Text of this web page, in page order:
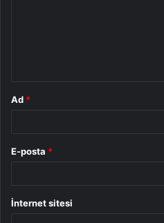
Ad *
E-posta *
İnternet sitesi